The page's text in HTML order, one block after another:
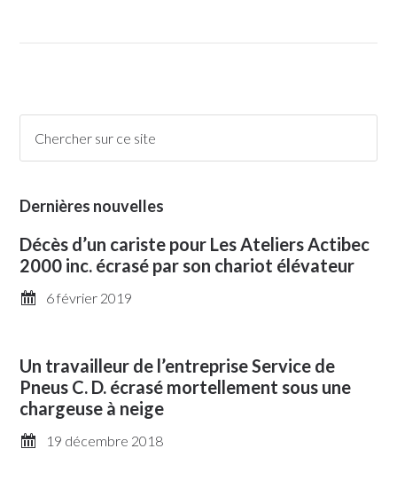
Dernières nouvelles
Décès d’un cariste pour Les Ateliers Actibec
2000 inc. écrasé par son chariot élévateur
6 février 2019
Un travailleur de l’entreprise Service de
Pneus C. D. écrasé mortellement sous une
chargeuse à neige
19 décembre 2018